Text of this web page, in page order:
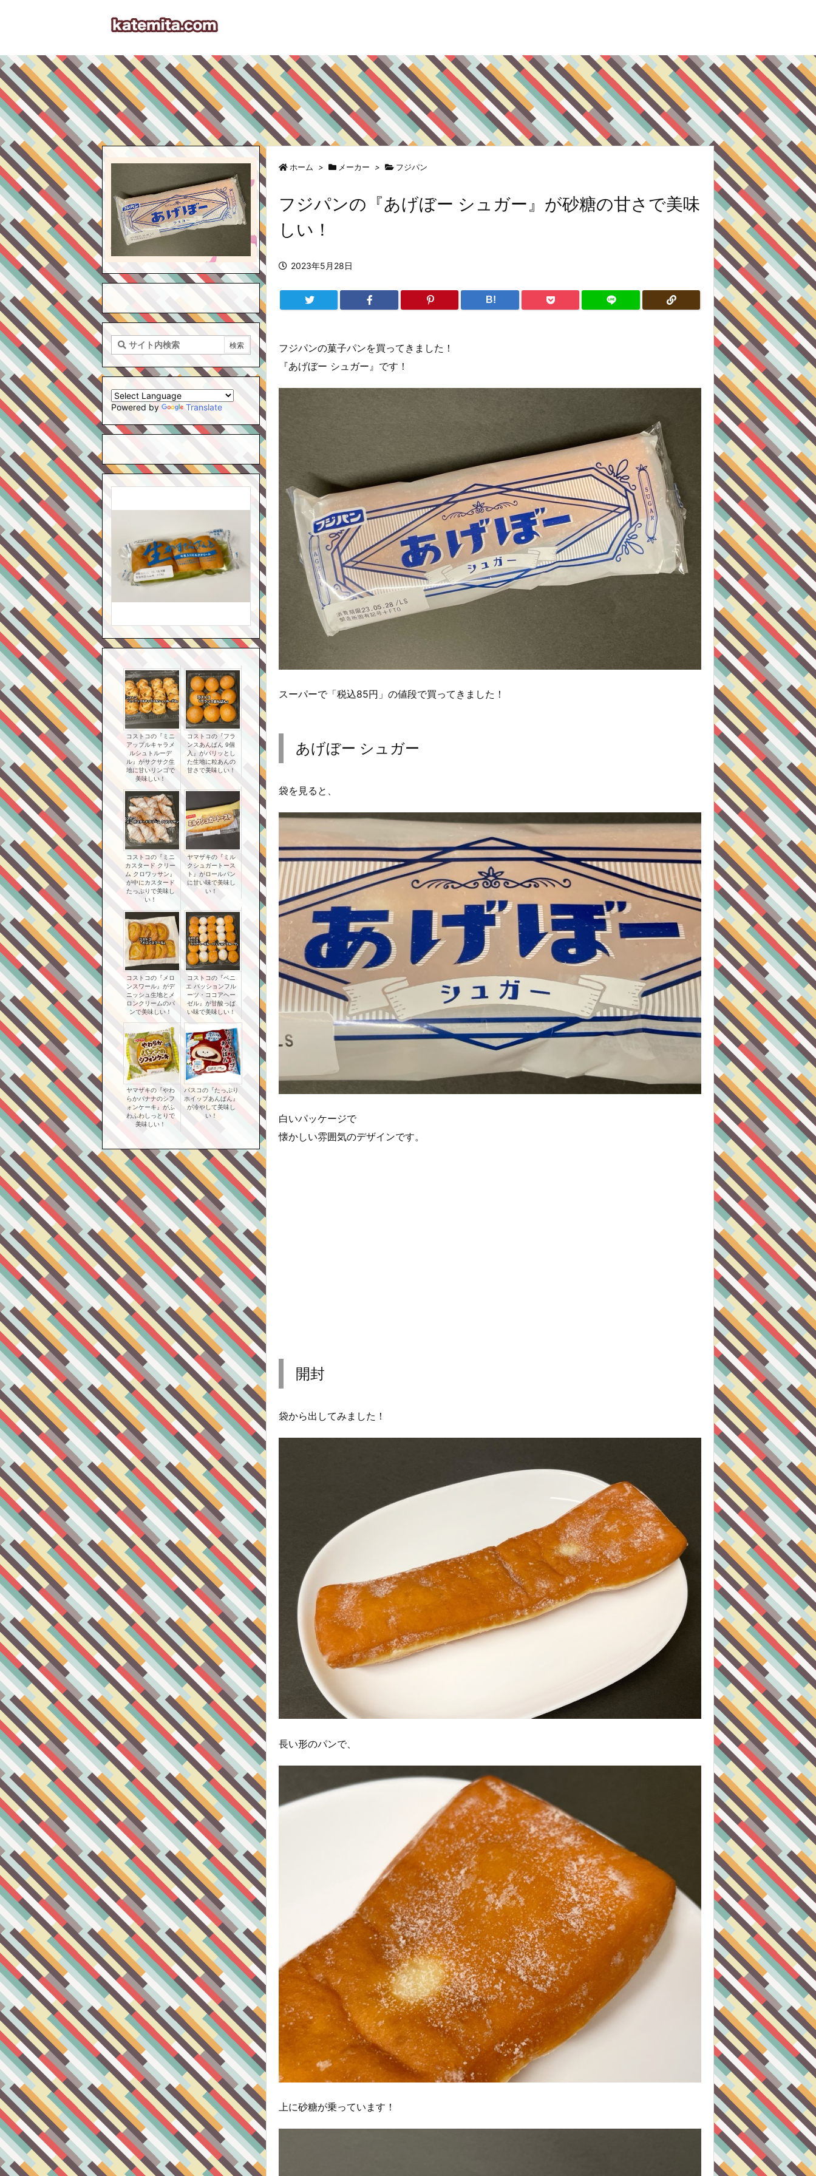
ホーム > メーカー > フジパン
フジパンの『あげぼー シュガー』が砂糖の甘さで美味
しい！
2023年5月28日
B!
フジパンの菓子パンを買ってきました！
『あげぼー シュガー』です！
スーパーで「税込85円」の値段で買ってきました！
あげぼー シュガー
袋を見ると、
白いパッケージで
懐かしい雰囲気のデザインです。
開封
袋から出してみました！
長い形のパンで、
上に砂糖が乗っています！
Powered by Translate
コストコの『ミニ
アップルキャラメ
ルシュトルーデ
ル』がサクサク生
地に甘いリンゴで
美味しい！
コストコの『フラ
ンスあんぱん 9個
入』がパリッとし
た生地に粒あんの
甘さで美味しい！
コストコの『ミニ
カスタード クリー
ム クロワッサン』
が中にカスタード
たっぷりで美味し
い！
ヤマザキの『ミル
クシュガートース
ト』がロールパン
に甘い味で美味し
い！
コストコの『メロ
ンスワール』がデ
ニッシュ生地とメ
ロンクリームのパ
ンで美味しい！
コストコの『ベニ
エ パッションフル
ーツ・ココアヘー
ゼル』が甘酸っぱ
い味で美味しい！
ヤマザキの『やわ
らかバナナのシフ
ォンケーキ』がふ
わふわしっとりで
美味しい！
パスコの『たっぷり
ホイップあんぱん』
が冷やして美味し
い！